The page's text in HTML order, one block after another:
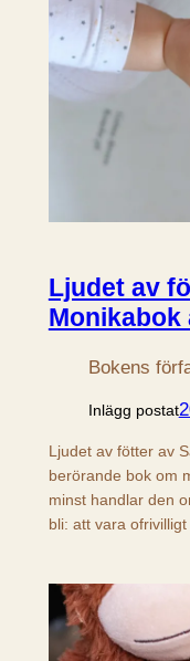
Ljudet av
Monikabok
Bokens
Inlägg postat
Ljudet av fötter av
berörande bok om
minst handlar den
bli: att vara ofrivilligt